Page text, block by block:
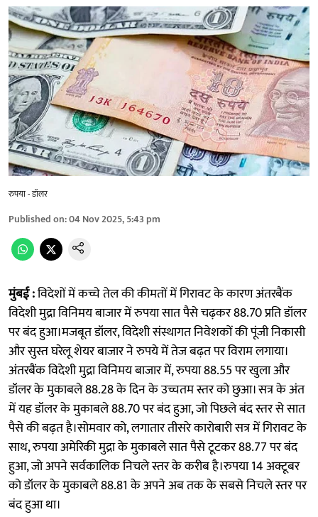
रुपया - डॉलर
Published on:04 Nov 2025, 5:43 pm
मुंबई :विदेशों में कच्चे तेल की कीमतों में गिरावट के कारण अंतरबैंक
विदेशी मुद्रा विनिमय बाजार में रुपया सात पैसे चढ़कर 88.70 प्रति डॉलर
पर बंद हुआ।मजबूत डॉलर, विदेशी संस्थागत निवेशकों की पूंजी निकासी
और सुस्त घरेलू शेयर बाजार ने रुपये में तेज बढ़त पर विराम लगाया।
अंतरबैंक विदेशी मुद्रा विनिमय बाजार में, रुपया 88.55 पर खुला और
डॉलर के मुकाबले 88.28 के दिन के उच्चतम स्तर को छुआ। सत्र के अंत
में यह डॉलर के मुकाबले 88.70 पर बंद हुआ, जो पिछले बंद स्तर से सात
पैसे की बढ़त है।सोमवार को, लगातार तीसरे कारोबारी सत्र में गिरावट के
साथ, रुपया अमेरिकी मुद्रा के मुकाबले सात पैसे टूटकर 88.77 पर बंद
हुआ, जो अपने सर्वकालिक निचले स्तर के करीब है।रुपया 14 अक्टूबर
को डॉलर के मुकाबले 88.81 के अपने अब तक के सबसे निचले स्तर पर
बंद हुआ था।